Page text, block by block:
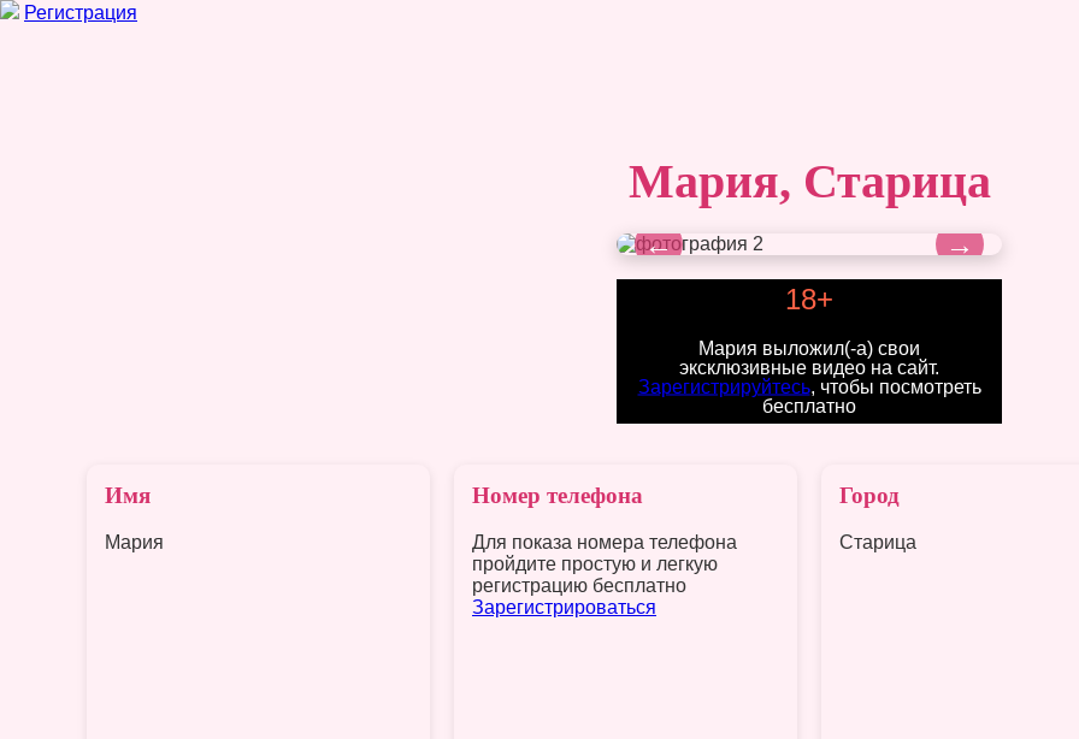
Регистрация
Мария, Старица
←
→
18+
Мария выложил(-а) свои
эксклюзивные видео на сайт.
Зарегистрируйтесь, чтобы посмотреть
бесплатно
Имя
Мария
Номер телефона
Для показа номера телефона
пройдите простую и легкую
регистрацию бесплатно
Зарегистрироваться
Город
Старица